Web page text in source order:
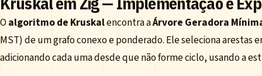
Oalgoritmo de Kruskalencontra aÁrvore Geradora
MST) de um grafo conexo e ponderado. Ele seleciona arestas
adicionando cada uma desde que não forme ciclo, usando a